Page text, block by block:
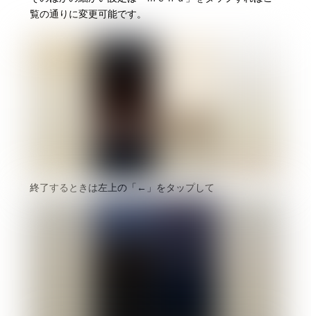
覧の通りに変更可能です。
終了するときは左上の「←」をタップして